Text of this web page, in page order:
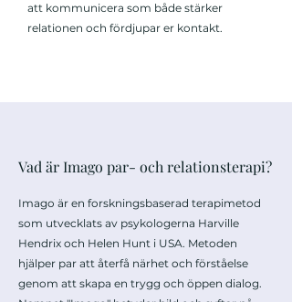
att kommunicera som både stärker
relationen och fördjupar er kontakt.
Vad är Imago par- och relationsterapi?
Imago är en forskningsbaserad terapimetod
som utvecklats av psykologerna Harville
Hendrix och Helen Hunt i USA. Metoden
hjälper par att återfå närhet och förståelse
genom att skapa en trygg och öppen dialog.